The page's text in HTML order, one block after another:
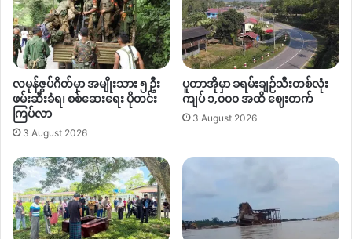
လက်ရှိ ရွှေကူမြို့နယ်ထဲမှာ ဖြစ်ပွားနေတဲ့ တိုက်ပွဲတွေကြောင့် ကိုင်း၊
တော်လန်၊ ရွှေဘုန်းမြင့်၊ လမ်းကူး၊ မြိုင်သာ၊ ပန်းတင်၊ ငှက်တံတား၊
တုံးကောက်၊ စီသာ၊ မန်ဝိန်း၊ စီမူကြီး၊ ဝင်ဝ၊ မန်နားကြီး၊ နောင်လတ်
ကြီး၊ ခေါလဲ၊ စင်းဖုတ်၊ စီသောင်နဲ့ တာလီကျေးရွာတွေက ဒေသခံ
တွေဟာ မေလကုန်နဲ့ ဇွန်လဆန်းပိုင်းကတည်းက စစ်ဘေး
တိမ်းရှောင်နေကြရဆဲ
ဖြစ်တယ်လို့ သိရပါတယ်။
Copy URL
ခေါ်
ဆောင်
ခံရ
လမုန်ဇွပ်ဂိတ်မှာ အမျိုးသား ၅ ဦး
ဖမ်းဆီးခံရ၊ စစ်ဆေးရေး ပိုတင်း
ကြပ်လာ
3 August 2026
ပူတာအိုမှာ ခရမ်းချဉ်သီးတစ်လုံး
ကျပ် ၁,၀၀၀ အထိ ဈေးတက်
3 August 2026